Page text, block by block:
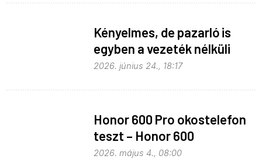
Kényelmes, de pazarló is
egyben a vezeték nélküli
töltés
2026. június 24., 18:17
Honor 600 Pro okostelefon
teszt – Honor 600
kitekintéssel
2026. május 4., 08:00